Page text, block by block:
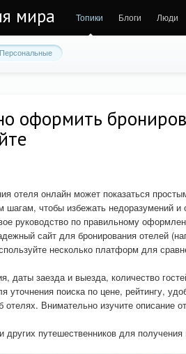
мира Топики Блоги Люди
Персональные
оформить
отеля онлайн может показаться
шагам, чтобы избежать недоразумений и
руководство по правильному
сайт для бронирования отелей
несколько платформ для
даты заезда и выезда, количество
уточнения поиска по цене, рейтингу,
Внимательно изучите описание
других путешественников для